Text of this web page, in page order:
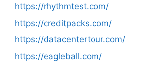
https://rhythmtest.com/
https://creditpacks.com/
https://datacentertour.com/
https://eagleball.com/